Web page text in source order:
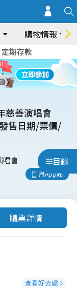
購物情報
定期存款
目錄
慈善演唱會
售日期/票價/
唱會
用App睇
購票詳情
查看好去處